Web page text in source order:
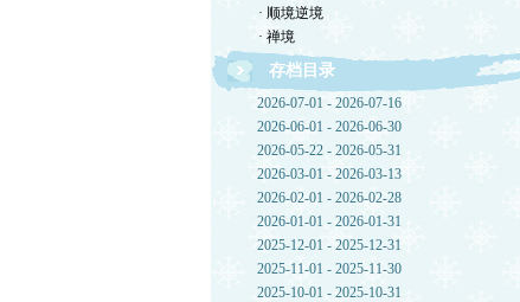
· 顺境逆境
· 禅境
存档目录
2026-07-01 - 2026-07-16
2026-06-01 - 2026-06-30
2026-05-22 - 2026-05-31
2026-03-01 - 2026-03-13
2026-02-01 - 2026-02-28
2026-01-01 - 2026-01-31
2025-12-01 - 2025-12-31
2025-11-01 - 2025-11-30
2025-10-01 - 2025-10-31